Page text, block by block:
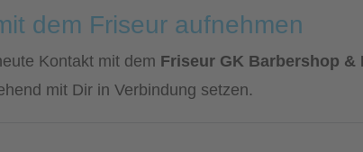
dem Friseur aufnehmen
Kontakt mit dem Friseur GK Barbershop &
mit Dir in Verbindung setzen.